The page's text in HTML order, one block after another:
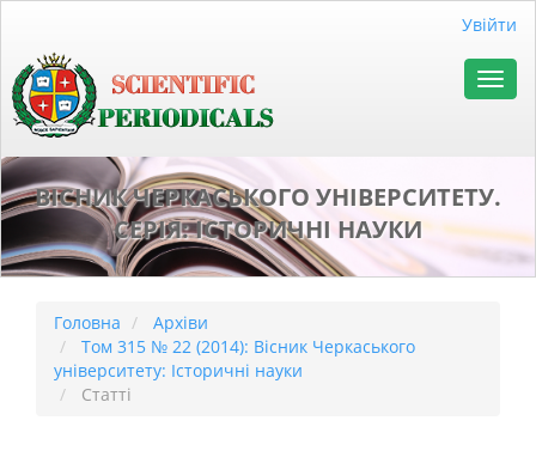
##plugins.themes.bootstrap3.accessible_menu.sidebar##
Увійти
ВІСНИК ЧЕРКАСЬКОГО УНІВЕРСИТЕТУ.
СЕРІЯ: ІСТОРИЧНІ НАУКИ
Головна
Архіви
Том 315 № 22 (2014): Вісник Черкаського
університету: Історичні науки
Статті